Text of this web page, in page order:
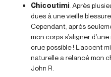
Chicoutimi . Après
dues à une vieille
Cependant, après
mon corps s’aligner
crue possible ! L’accent
naturelle a relancé mon
John R.